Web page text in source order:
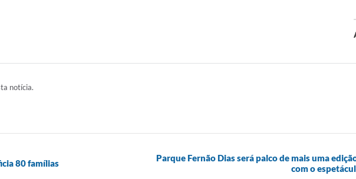
notícia.
80 famílias
Parque Fernão Dias será palco de mais uma
com o